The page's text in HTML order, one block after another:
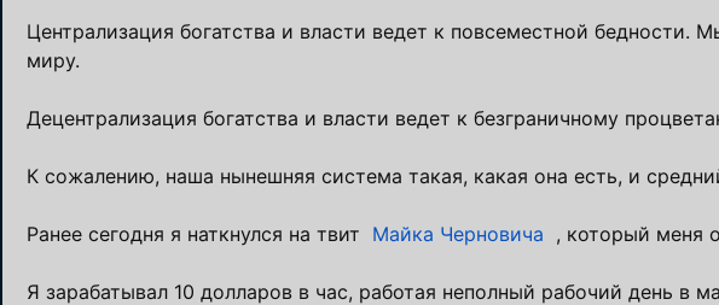
Централизация богатства и власти ведет к повсеместной бедности.
миру.
Децентрализация богатства и власти ведет к безграничному
К сожалению, наша нынешняя система такая, какая она есть, и
Ранее сегодня я наткнулся на твит Майка Черновича , который меня
Я зарабатывал 10 долларов в час, работая неполный рабочий день в